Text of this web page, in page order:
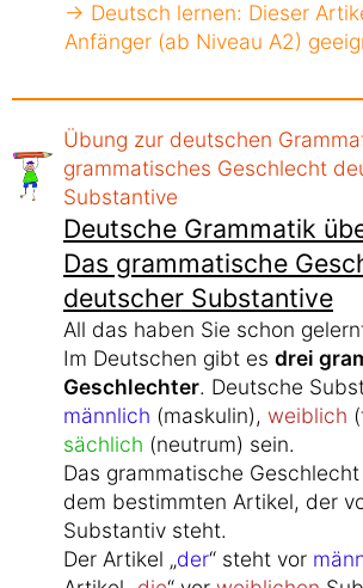
→ Deutsch lernen: Dieser
Anfänger (ab Niveau A2)
Übung zur deutschen
grammatisches Geschlecht
Substantive
Deutsche Grammatik
Das grammatische
deutscher Substantive
All das haben Sie schon
Im Deutschen gibt es drei
Geschlechter. Deutsche
männlich (maskulin), weiblich
sächlich (neutrum) sein.
Das grammatische
dem bestimmten Artikel, der
Substantiv steht.
Der Artikel „der“ steht vor